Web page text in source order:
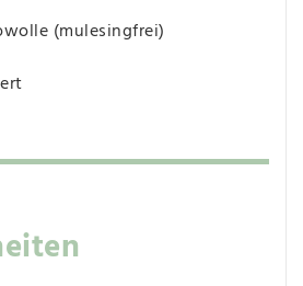
(mulesingfrei)